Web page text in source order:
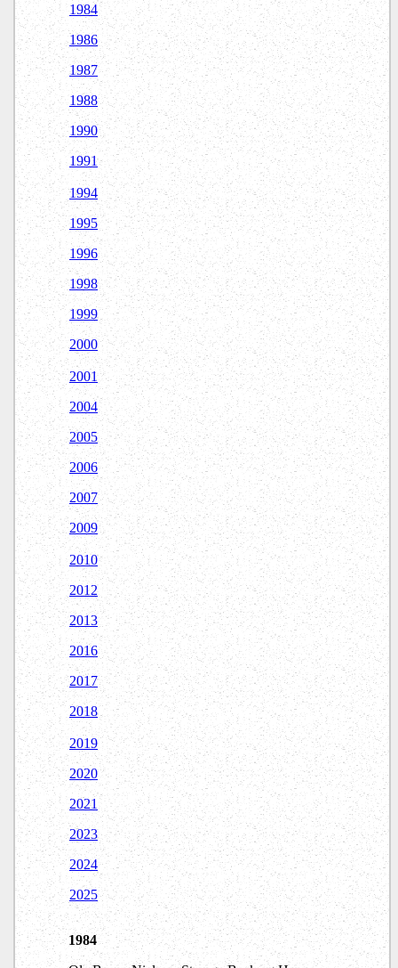
1984
1986
1987
1988
1990
1991
1994
1995
1996
1998
1999
2000
2001
2004
2005
2006
2007
2009
2010
2012
2013
2016
2017
2018
2019
2020
2021
2023
2024
2025
1984